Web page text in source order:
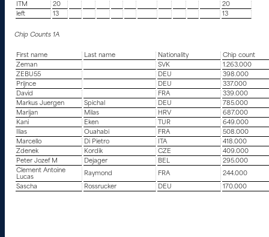
ITM
20
20
left
13 13
Chip Counts 1A
First name Last name Nationality
Chip count
Zeman
SVK
1.263.000
ZEBU55
DEU
398.000
Prijnce
DEU
337.000
David
FRA
339.000
Markus Juergen
Spichal DEU
785.000
Marijan
Milas HRV
687.000
Kani
Eken TUR
649.000
Ilias
Ouahabi FRA
508.000
Marcello
Di Pietro ITA
418.000
Zdenek
Kordik CZE
409.000
Peter Jozef M
Dejager BEL
295.000
Clement Antoine
Lucas
Raymond FRA
244.000
Sascha
Rossrucker DEU 170.000